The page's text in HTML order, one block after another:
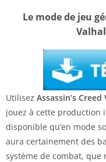
Le mode de jeu
Utilisez Assassin’s
jouez à cette production
disponible qu’en mode
aura certainement des
système de combat, que